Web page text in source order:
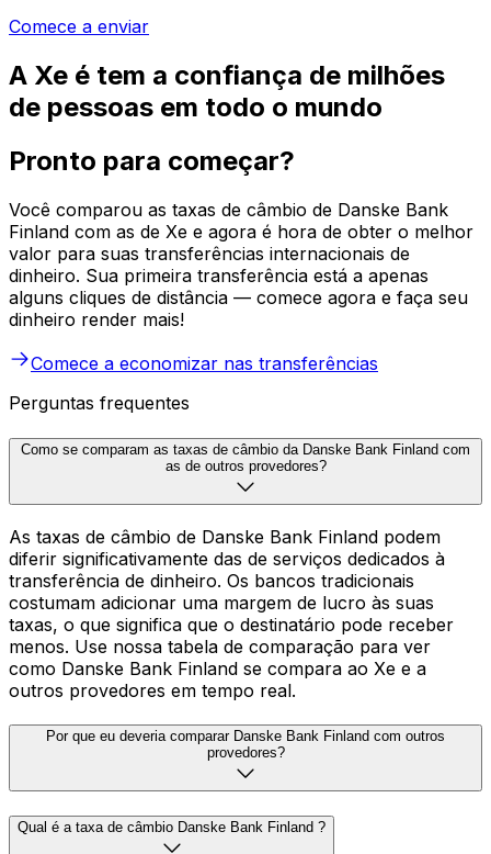
Comece a enviar
A Xe é tem a confiança de milhões
de pessoas em todo o mundo
Pronto para começar?
Você comparou as taxas de câmbio de Danske Bank
Finland com as de Xe e agora é hora de obter o melhor
valor para suas transferências internacionais de
dinheiro. Sua primeira transferência está a apenas
alguns cliques de distância — comece agora e faça seu
dinheiro render mais!
Comece a economizar nas transferências
Perguntas frequentes
Como se comparam as taxas de câmbio da Danske Bank Finland com
as de outros provedores?
As taxas de câmbio de Danske Bank Finland podem
diferir significativamente das de serviços dedicados à
transferência de dinheiro. Os bancos tradicionais
costumam adicionar uma margem de lucro às suas
taxas, o que significa que o destinatário pode receber
menos. Use nossa tabela de comparação para ver
como Danske Bank Finland se compara ao Xe e a
outros provedores em tempo real.
Por que eu deveria comparar Danske Bank Finland com outros
provedores?
Qual é a taxa de câmbio Danske Bank Finland ?